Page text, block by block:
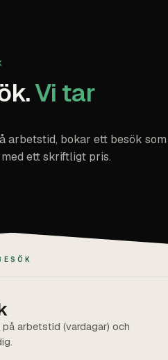
Vi tar
arbetstid, bokar ett besök som
ett skriftligt pris.
arbetstid (vardagar) och